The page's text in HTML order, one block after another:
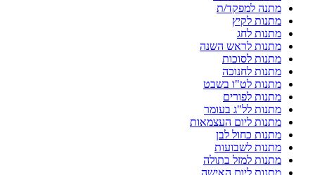
מתנה למפקד/ת
מתנות לקיץ
מתנות לחג
מתנות לראש השנה
מתנות לסוכות
מתנות לחנוכה
מתנות לט"ו בשבט
מתנות לפורים
מתנות לל"ג בעומר
מתנות ליום העצמאות
מתנות כחול לבן
מתנות לשבועות
מתנות למזל בתולה
מתנות ליום האישה